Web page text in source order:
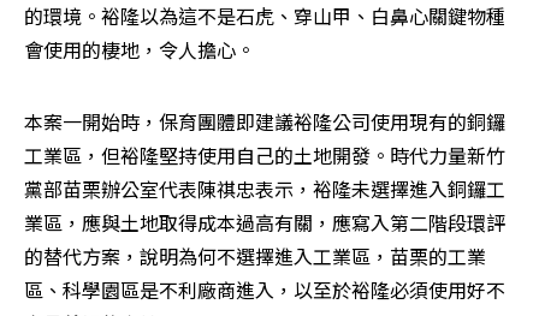
的環境。裕隆以為這不是石虎、穿山甲、白鼻心關鍵物種
會使用的棲地，令人擔心。
本案一開始時，保育團體即建議裕隆公司使用現有的銅鑼
工業區，但裕隆堅持使用自己的土地開發。時代力量新竹
黨部苗栗辦公室代表陳祺忠表示，裕隆未選擇進入銅鑼工
業區，應與土地取得成本過高有關，應寫入第二階段環評
的替代方案，說明為何不選擇進入工業區，苗栗的工業
區、科學園區是不利廠商進入，以至於裕隆必須使用好不